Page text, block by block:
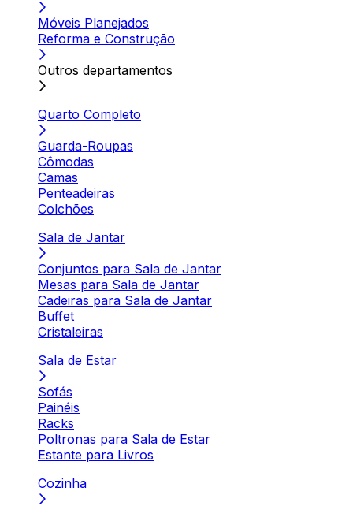
Móveis Planejados
Reforma e Construção
Outros departamentos
Quarto Completo
Guarda-Roupas
Cômodas
Camas
Penteadeiras
Colchões
Sala de Jantar
Conjuntos para Sala de Jantar
Mesas para Sala de Jantar
Cadeiras para Sala de Jantar
Buffet
Cristaleiras
Sala de Estar
Sofás
Painéis
Racks
Poltronas para Sala de Estar
Estante para Livros
Cozinha